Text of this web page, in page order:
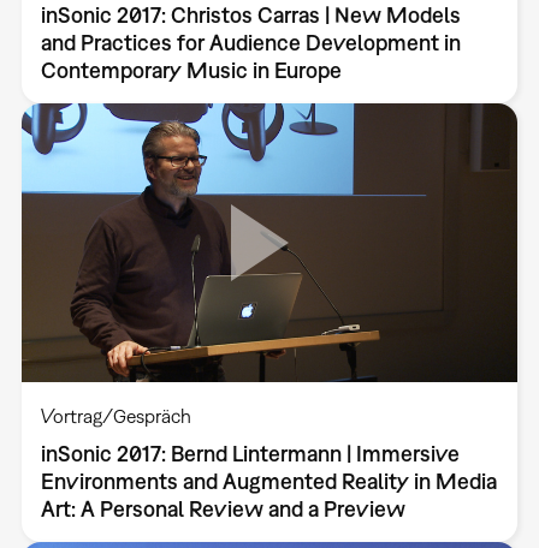
inSonic 2017: Christos Carras | New Models
and Practices for Audience Development in
Contemporary Music in Europe
Vortrag/Gespräch
inSonic 2017: Bernd Lintermann | Immersive
Environments and Augmented Reality in Media
Art: A Personal Review and a Preview